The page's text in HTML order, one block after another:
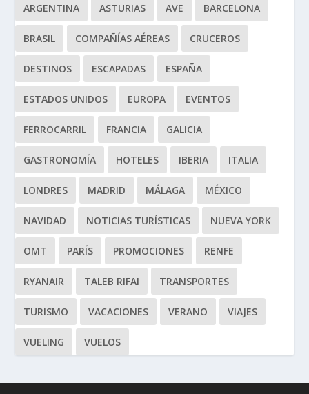
ARGENTINA ASTURIAS AVE BARCELONA
BRASIL COMPAÑÍAS AÉREAS CRUCEROS
DESTINOS ESCAPADAS ESPAÑA
ESTADOS UNIDOS EUROPA EVENTOS
FERROCARRIL FRANCIA GALICIA
GASTRONOMÍA HOTELES IBERIA ITALIA
LONDRES MADRID MÁLAGA MÉXICO
NAVIDAD NOTICIAS TURÍSTICAS NUEVA YORK
OMT PARÍS PROMOCIONES RENFE
RYANAIR TALEB RIFAI TRANSPORTES
TURISMO VACACIONES VERANO VIAJES
VUELING VUELOS